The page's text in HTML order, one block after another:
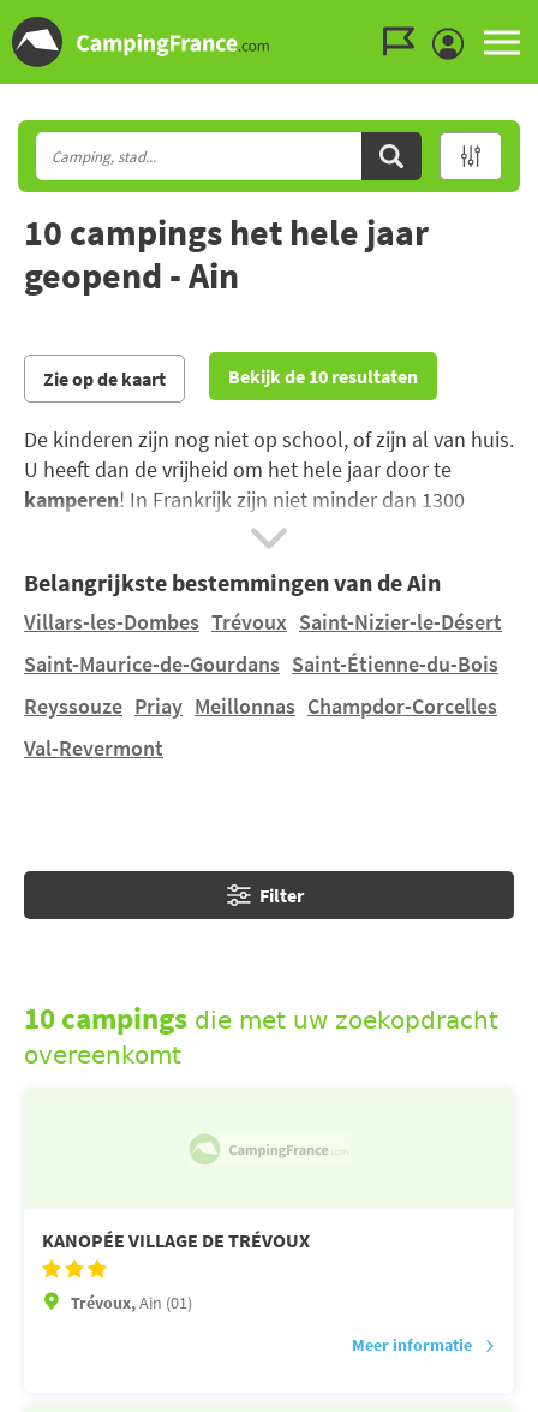
10 campings het hele jaar
geopend - Ain
Zie op de kaart Bekijk de 10 resultaten
De kinderen zijn nog niet op school, of zijn al van huis.
U heeft dan de vrijheid om het hele jaar door te
kamperen! In Frankrijk zijn niet minder dan 1300
campings het hele jaar door geopend, in alle regio's
tegen een zeer interessant tarief zijn als u buiten het
seizoen gaat.
Belangrijkste bestemmingen van de Ain
Villars-les-Dombes Trévoux Saint-Nizier-le-Désert
Saint-Maurice-de-Gourdans Saint-Étienne-du-Bois
Reyssouze Priay Meillonnas Champdor-Corcelles
Val-Revermont
Filter
10 campings die met uw zoekopdracht
overeenkomt
KANOPÉE VILLAGE DE TRÉVOUX
Trévoux,Ain (01)
Meer informatie